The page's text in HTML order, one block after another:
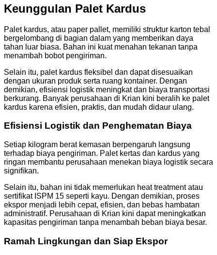
Keunggulan Palet Kardus
Palet kardus, atau paper pallet, memiliki struktur karton tebal
bergelombang di bagian dalam yang memberikan daya
tahan luar biasa. Bahan ini kuat menahan tekanan tanpa
menambah bobot pengiriman.
Selain itu, palet kardus fleksibel dan dapat disesuaikan
dengan ukuran produk serta ruang kontainer. Dengan
demikian, efisiensi logistik meningkat dan biaya transportasi
berkurang. Banyak perusahaan di Krian kini beralih ke palet
kardus karena efisien, praktis, dan mudah didaur ulang.
Efisiensi Logistik dan Penghematan Biaya
Setiap kilogram berat kemasan berpengaruh langsung
terhadap biaya pengiriman. Palet kertas dan kardus yang
ringan membantu perusahaan menekan biaya logistik secara
signifikan.
Selain itu, bahan ini tidak memerlukan heat treatment atau
sertifikat ISPM 15 seperti kayu. Dengan demikian, proses
ekspor menjadi lebih cepat, efisien, dan bebas hambatan
administratif. Perusahaan di Krian kini dapat meningkatkan
kapasitas pengiriman tanpa menambah beban biaya besar.
Ramah Lingkungan dan Siap Ekspor